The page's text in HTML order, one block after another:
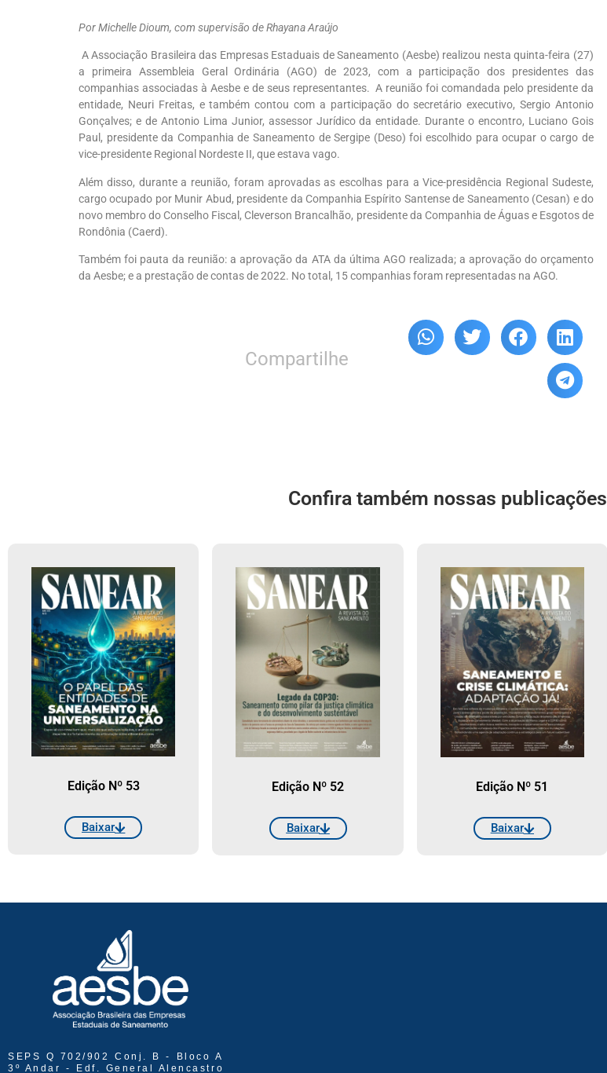
Por Michelle Dioum, com supervisão de Rhayana Araújo
A Associação Brasileira das Empresas Estaduais de Saneamento (Aesbe) realizou nesta quinta-feira (27)
a primeira Assembleia Geral Ordinária (AGO) de 2023, com a participação dos presidentes das
companhias associadas à Aesbe e de seus representantes. A reunião foi comandada pelo presidente da
entidade, Neuri Freitas, e também contou com a participação do secretário executivo, Sergio Antonio
Gonçalves; e de Antonio Lima Junior, assessor Jurídico da entidade. Durante o encontro, Luciano Gois
Paul, presidente da Companhia de Saneamento de Sergipe (Deso) foi escolhido para ocupar o cargo de
vice-presidente Regional Nordeste II, que estava vago.
Além disso, durante a reunião, foram aprovadas as escolhas para a Vice-presidência Regional Sudeste,
cargo ocupado por Munir Abud, presidente da Companhia Espírito Santense de Saneamento (Cesan) e do
novo membro do Conselho Fiscal, Cleverson Brancalhão, presidente da Companhia de Águas e Esgotos de
Rondônia (Caerd).
Também foi pauta da reunião: a aprovação da ATA da última AGO realizada; a aprovação do orçamento
da Aesbe; e a prestação de contas de 2022. No total, 15 companhias foram representadas na AGO.
Compartilhe
Confira também nossas publicações
Edição Nº 53
Baixar
Edição Nº 52
Baixar
Edição Nº 51
Baixar
SEPS Q 702/902 Conj. B - Bloco A
3º Andar - Edf. General Alencastro